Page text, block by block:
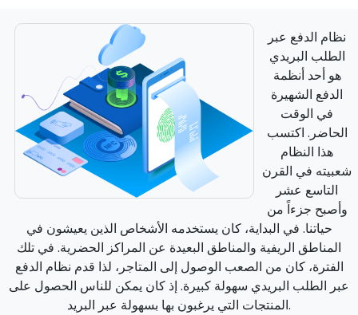
نظام الدفع عبر
الطلب البريدي
هو أحد أنظمة
الدفع الشهيرة
في الوقت
الحاضر. اكتسب
هذا النظام
شعبيته في القرن
التاسع عشر
وأصبح جزءاً من
حياتنا. في البداية، كان يستخدمه الأشخاص الذين يعيشون في
المناطق الريفية والمناطق البعيدة عن المراكز الحضرية. في تلك
الفترة، كان من الصعب الوصول إلى المتاجر، لذا قدم نظام الدفع
عبر الطلب البريدي سهولة كبيرة. إذ كان يمكن للناس الحصول على
المنتجات التي يرغبون بها بسهولة عبر البريد.